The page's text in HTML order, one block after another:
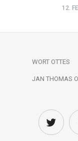
12.
WORT OTTES
JAN THOMAS